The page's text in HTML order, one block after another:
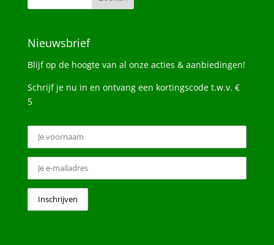
Nieuwsbrief
Blijf op de hoogte van al onze acties & aanbiedingen!
Schrijf je nu in en ontvang een kortingscode t.w.v. €
5